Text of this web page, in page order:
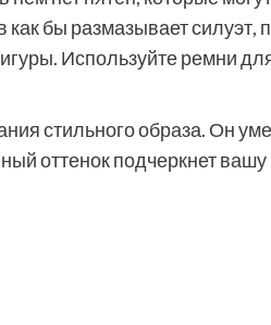
бы размазывает силуэт,
Используйте ремни
стильного образа. Он
оттенок подчеркнет вашу